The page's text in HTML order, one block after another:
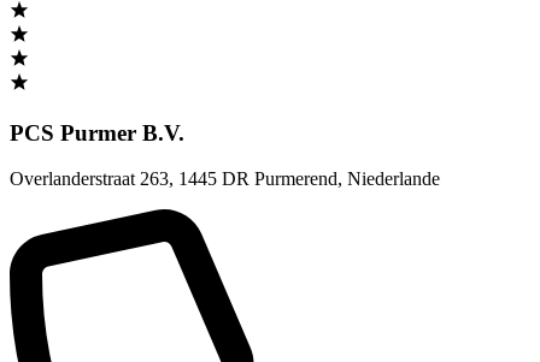
PCS Purmer B.V.
Overlanderstraat 263, 1445 DR Purmerend, Niederlande